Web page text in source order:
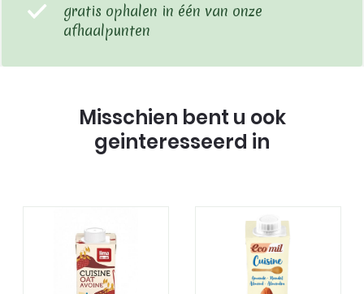
gratis ophalen in één van onze
afhaalpunten
Misschien bent u ook
geinteresseerd in